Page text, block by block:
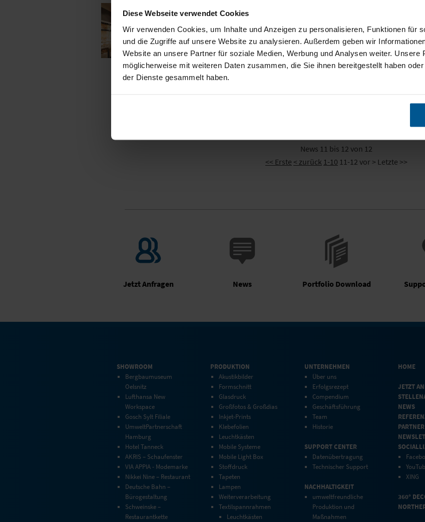
Diese Webseite verwendet Cookies
Wir verwenden Cookies, um Inhalte und Anzeigen zu personalisieren, Funktionen für
und die Zugriffe auf unsere Website zu analysieren. Außerdem geben wir
Website an unsere Partner für soziale Medien, Werbung und Analysen weiter. Unsere
möglicherweise mit weiteren Daten zusammen, die Sie ihnen bereitgestellt haben
der Dienste gesammelt haben.
Bijou Brigitte  Einheitliches
Tapeten- und Inkjetdruck
11.02.2014 Für die Firma Bijou Brigitte realisieren wir
einheitliches und optisch ansprechendes Shop-Outfit
Musterauswahl des Kunden via Inkjet- und Tapetendruck
News 11 bis 12 von 12
<< Erste < zurück 1-10 11-12 vor > Letzte >>
Jetzt Anfragen News Portfolio Download
SHOWROOM
Bergbaumuseum
Oelsnitz
Lufthansa New
Workspace
Gosch Sylt Filiale
UmweltPartnerschaft
Hamburg
Hotel Tanneck
AKRIS – Schaufenster
VIA APPIA - Modemarke
Nikkei Nine – Restaurant
Deutsche Bahn –
Bürogestaltung
Schweinske –
Restaurantkette
PRODUKTION
Akustikbilder
Formschnitt
Glasdruck
Großfotos & Großdias
Inkjet-Prints
Klebefolien
Leuchtkästen
Mobile Systeme
Mobile Light Box
Stoffdruck
Tapeten
Lampen
Weiterverarbeitung
Textilspannrahmen
Leuchtkästen
UNTERNEHMEN
Über uns
Erfolgsrezept
Compendium
Geschäftsführung
Team
Historie
SUPPORT CENTER
Datenübertragung
Technischer Support
NACHHALTIGKEIT
umweltfreundliche
Produktion und
Maßnahmen
HOME
JETZT
NEWS
PARTNER
XING
360°